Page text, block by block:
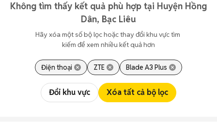
Không tìm thấy kết quả phù hợp tại Huyện Hồng
Dân, Bạc Liêu
Hãy xóa một số bộ lọc hoặc thay đổi khu vực tìm
kiếm để xem nhiều kết quả hơn
Điện thoại ZTE Blade A3 Plus
Đổi khu vực Xóa tất cả bộ lọc